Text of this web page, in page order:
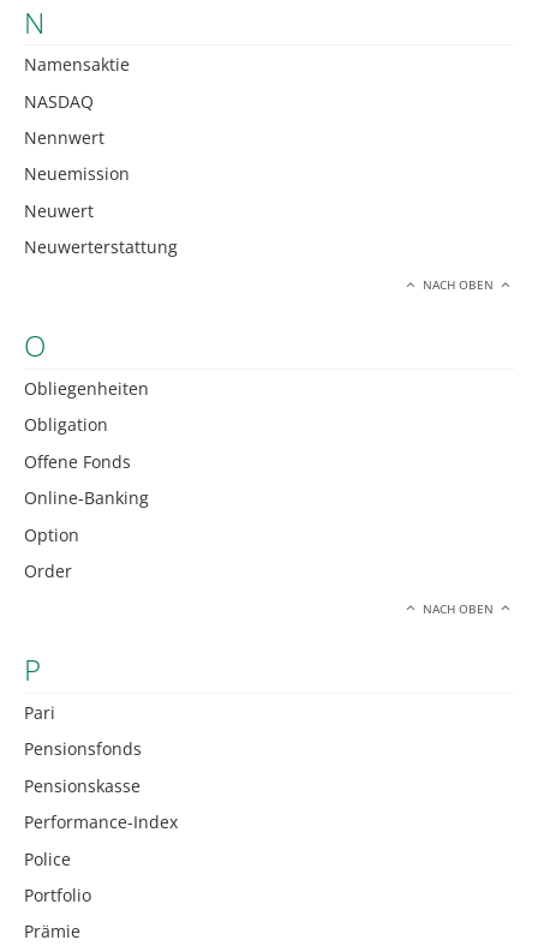
N
Namensaktie
NASDAQ
Nennwert
Neuemission
Neuwert
Neuwerterstattung
NACH OBEN
O
Obliegenheiten
Obligation
Offene Fonds
Online-Banking
Option
Order
NACH OBEN
P
Pari
Pensionsfonds
Pensionskasse
Performance-Index
Police
Portfolio
Prämie